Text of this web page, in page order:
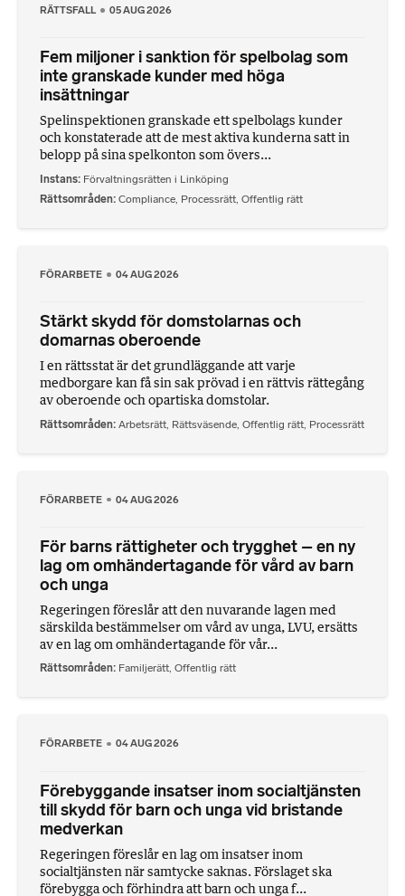
RÄTTSFALL 05 AUG 2026
Fem miljoner i sanktion för spelbolag som
inte granskade kunder med höga
insättningar
Spelinspektionen granskade ett spelbolags kunder
och konstaterade att de mest aktiva kunderna satt in
belopp på sina spelkonton som övers...
Instans Förvaltningsrätten i Linköping
Rättsområden Compliance Processrätt Offentlig rätt
FÖRARBETE 04 AUG 2026
Stärkt skydd för domstolarnas och
domarnas oberoende
I en rättsstat är det grundläggande att varje
medborgare kan få sin sak prövad i en rättvis rättegång
av oberoende och opartiska domstolar.
Rättsområden Arbetsrätt Rättsväsende Offentlig rätt Processrätt
FÖRARBETE 04 AUG 2026
För barns rättigheter och trygghet – en ny
lag om omhändertagande för vård av barn
och unga
Regeringen föreslår att den nuvarande lagen med
särskilda bestämmelser om vård av unga, LVU, ersätts
av en lag om omhändertagande för vår...
Rättsområden Familjerätt, Offentlig rätt
FÖRARBETE 04 AUG 2026
Förebyggande insatser inom socialtjänsten
till skydd för barn och unga vid bristande
medverkan
Regeringen föreslår en lag om insatser inom
socialtjänsten när samtycke saknas. Förslaget ska
förebygga och förhindra att barn och unga f...